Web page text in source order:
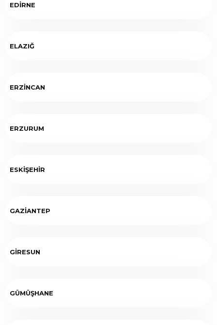
EDİRNE
ELAZIĞ
ERZİNCAN
ERZURUM
ESKİŞEHİR
GAZİANTEP
GİRESUN
GÜMÜŞHANE